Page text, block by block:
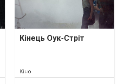
Кінець Оук-Стріт
Кіно